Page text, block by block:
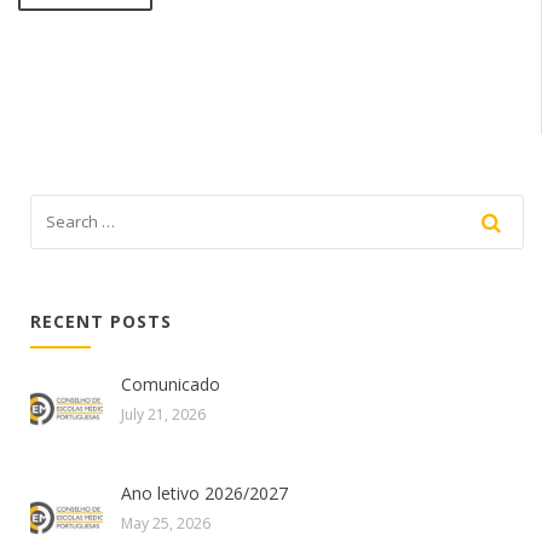
RECENT POSTS
Comunicado
July 21, 2026
Ano letivo 2026/2027
May 25, 2026